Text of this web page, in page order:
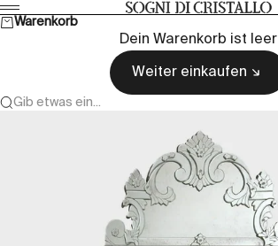
Zum Inhalt springenSogni di cristallo
Menü
Warenkorb
Dein Warenkorb ist leer
Weiter einkaufen
Gib etwas ein...